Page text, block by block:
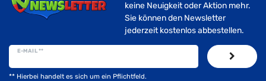
keine Neuigkeit oder Aktion mehr.
Sie können den Newsletter
jederzeit kostenlos abbestellen.
E-MAIL **
** Hierbei handelt es sich um ein Pflichtfeld.